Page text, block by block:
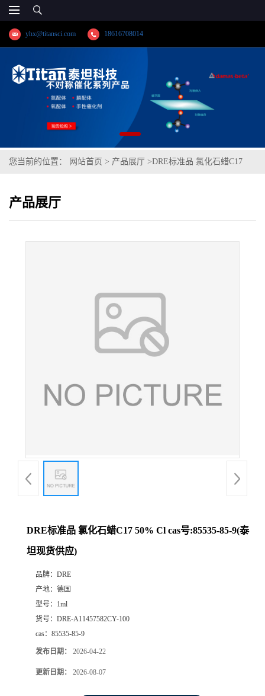
yhx@titansci.com 18616708014
您当前的位置： 网站首页 > 产品展厅 >DRE标准品 氯化石蜡C17
产品展厅
DRE标准品 氯化石蜡C17 50% Cl cas号:85535-85-9(泰
坦现货供应)
品牌： DRE
产地： 德国
型号： 1ml
货号： DRE-A11457582CY-100
cas： 85535-85-9
发布日期： 2026-04-22
更新日期： 2026-08-07